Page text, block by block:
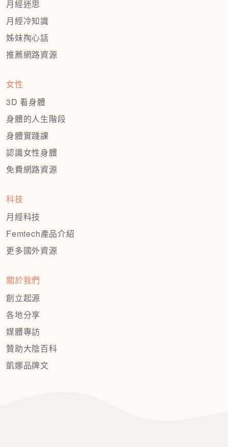
月經迷思
月經冷知識
姊妹掏心話
推薦網路資源
女性
3D 看身體
身體的人生階段
身體實踐課
認識女性身體
免費網路資源
科技
月經科技
Femtech產品介紹
更多國外資源
關於我們
創立起源
各地分享
媒體專訪
贊助大陰百科
凱娜品牌文